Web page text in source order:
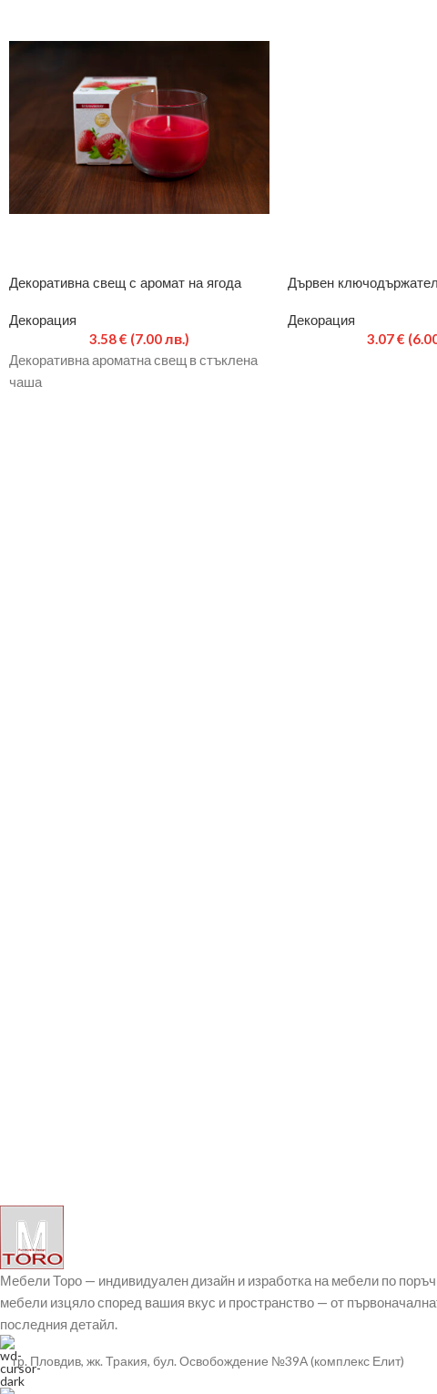
Декоративна свещ с аромат на ягода
Декорация
3.58€ (7.00 лв.)
Декоративна ароматна свещ в стъклена
чаша
Дървен
Декорация
3.07€
Мебели Торо — индивидуален дизайн и изработка на мебели по
мебели изцяло според вашия вкус и пространство — от
последния детайл.
гр. Пловдив, жк. Тракия, бул. Освобождение №39А (комплекс Елит)